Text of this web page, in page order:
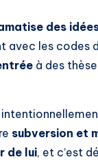
des
avec les codes
à des
subversion et
de lui, et c’est